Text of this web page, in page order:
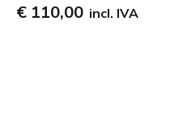
€ 110,00 incl. IVA